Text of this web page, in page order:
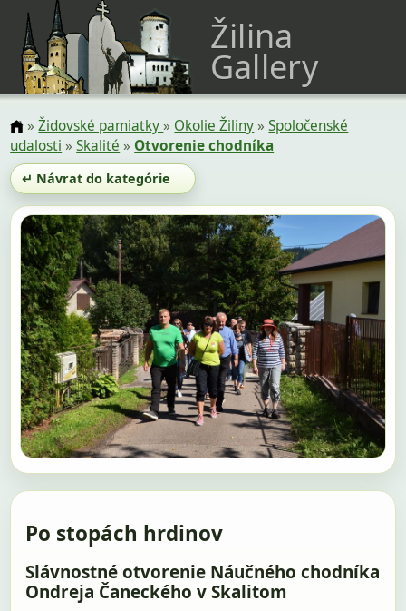
Žilina
Gallery
»Židovské pamiatky» Okolie Žiliny»Spoločenské
udalosti »Skalité » Otvorenie chodníka
↵ Návrat do kategórie
Po stopách hrdinov
Slávnostné otvorenie Náučného chodníka
Ondreja Čaneckého v Skalitom